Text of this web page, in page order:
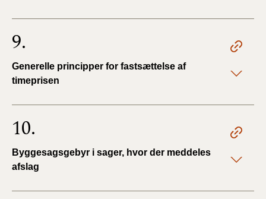
9.
Generelle principper for fastsættelse af
timeprisen
10.
Byggesagsgebyr i sager, hvor der meddeles
afslag